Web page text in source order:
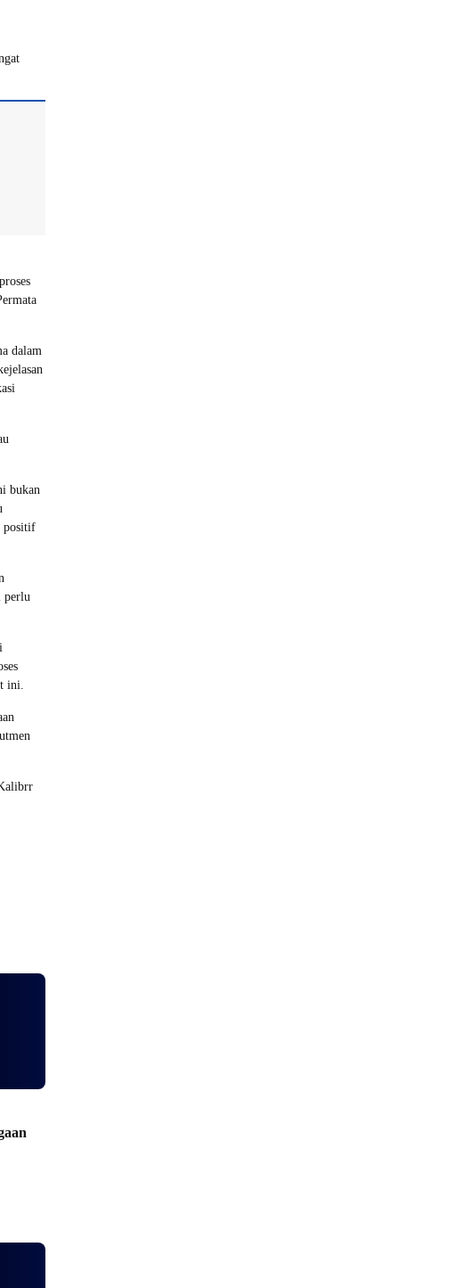
dalam
bukan
positif
perlu
ini.